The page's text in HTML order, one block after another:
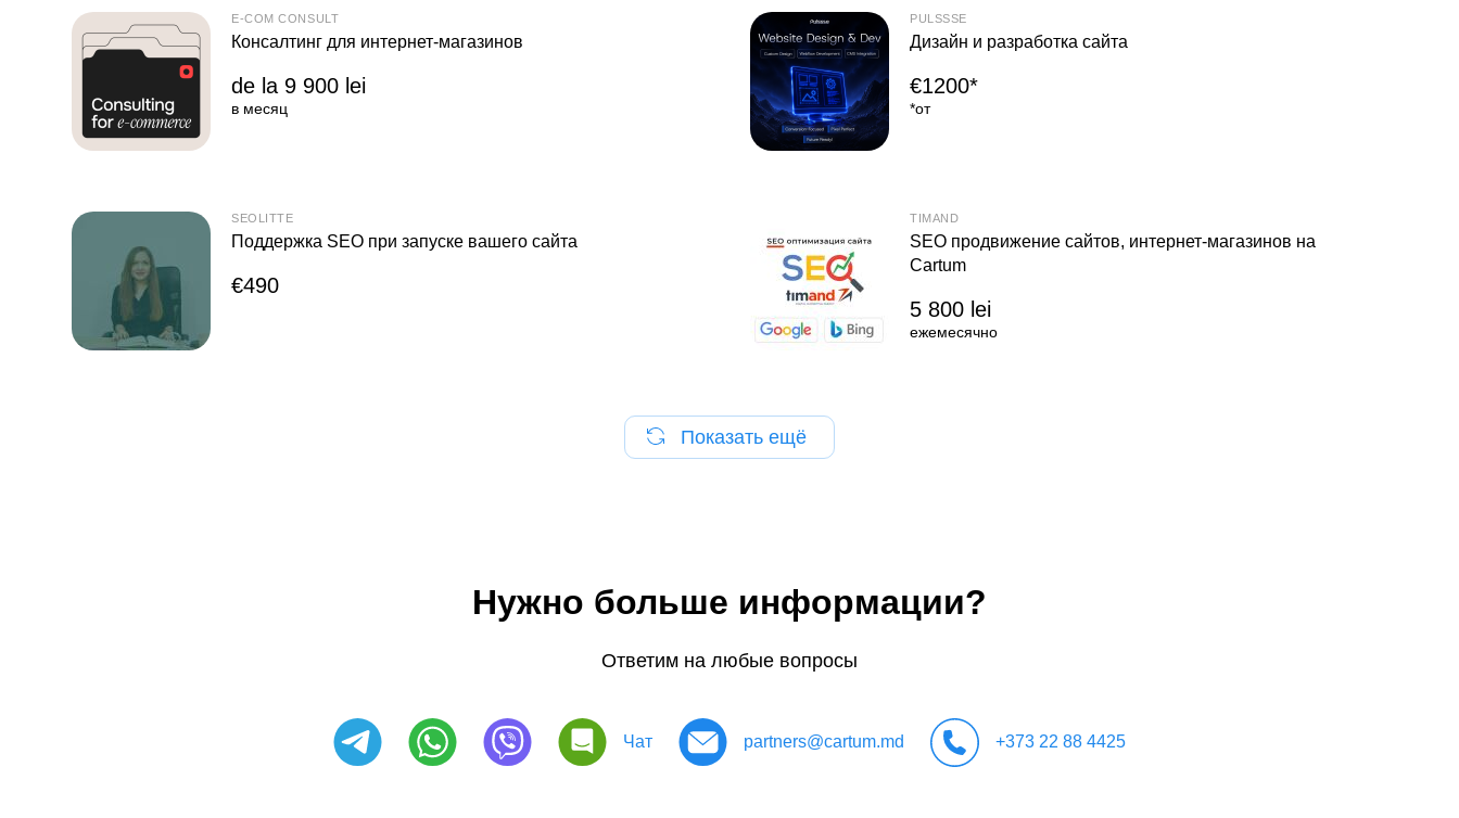
E-COM CONSULT
Консалтинг для интернет-магазинов
de la 9 900 lei
в месяц
PULSSSE
Дизайн и разработка сайта
€1200*
*от
SEOLITTE
Поддержка SEO при запуске вашего сайта
€490
TIMAND
SEO продвижение сайтов, интернет-магазинов на
Cartum
5 800 lei
ежемесячно
Показать ещё
Нужно больше информации?
Ответим на любые вопросы
Чат partners@cartum.md +373 22 88 4425